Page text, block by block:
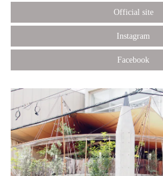
Official site
Instagram
Facebook